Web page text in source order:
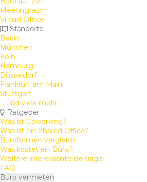
Meetingraum
Virtual Office
Standorte
Berlin
München
Köln
Hamburg
Düsseldorf
Frankfurt am Main
Stuttgart
... und viele mehr
Ratgeber
Was ist Coworking?
Was ist ein Shared Office?
Büroformen Vergleich
Was kostet ein Büro?
Weitere interessante Beiträge
FAQ
Büro vermieten